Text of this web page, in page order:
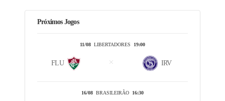
Próximos Jogos
11/08LIBERTADORES 19:00
FLU IRV
16/08BRASILEIRÃO 16:30